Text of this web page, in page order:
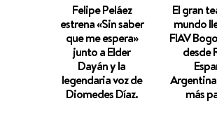
Felipe Peláez
estrena «Sin saber
que me espera»
junto a Elder
Dayán y la
legendaria voz de
Diomedes Díaz.
El gran
mundo
FIAV
desde
más